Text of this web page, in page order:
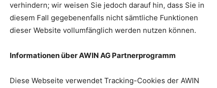
verhindern; wir weisen Sie jedoch darauf hin, dass Sie in
diesem Fall gegebenenfalls nicht sämtliche Funktionen
dieser Website vollumfänglich werden nutzen können.
Informationen über AWIN AG Partnerprogramm
Diese Webseite verwendet Tracking-Cookies der AWIN